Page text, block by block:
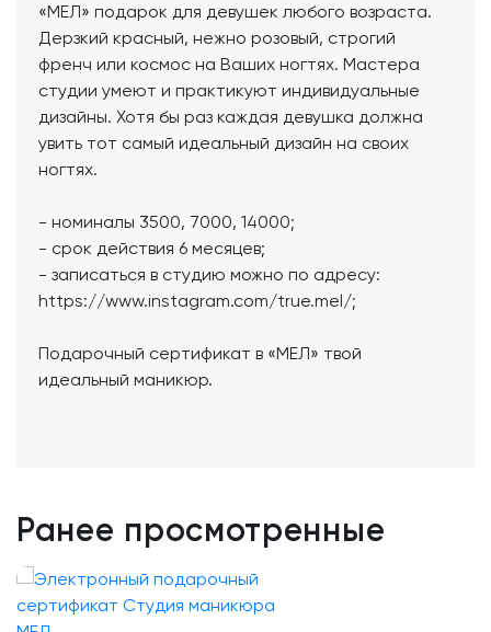
«МЕЛ» подарок для девушек любого возраста.
Дерзкий красный, нежно розовый, строгий
френч или космос на Ваших ногтях. Мастера
студии умеют и практикуют индивидуальные
дизайны. Хотя бы раз каждая девушка должна
увить тот самый идеальный дизайн на своих
ногтях.
- номиналы 3500, 7000, 14000;
- срок действия 6 месяцев;
- записаться в студию можно по адресу:
https://www.instagram.com/true.mel/;
Подарочный сертификат в «МЕЛ» твой
идеальный маникюр.
Ранее просмотренные